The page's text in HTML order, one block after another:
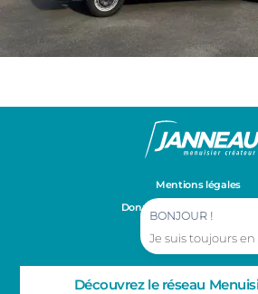
Mentions légales
Données personnelles et
Découvrez le réseau
BONJOUR !
Je suis toujours